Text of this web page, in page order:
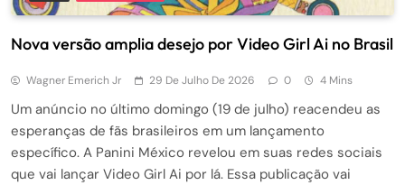
Nova versão amplia desejo por Video Girl Ai no Brasil
Wagner Emerich Jr 29 De Julho De 2026 0 4 Mins
Um anúncio no último domingo (19 de julho) reacendeu as
esperanças de fãs brasileiros em um lançamento
específico. A Panini México revelou em suas redes sociais
que vai lançar Video Girl Ai por lá. Essa publicação vai